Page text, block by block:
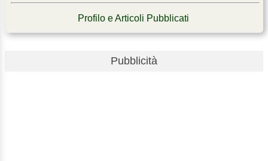
Profilo e Articoli Pubblicati
Pubblicità